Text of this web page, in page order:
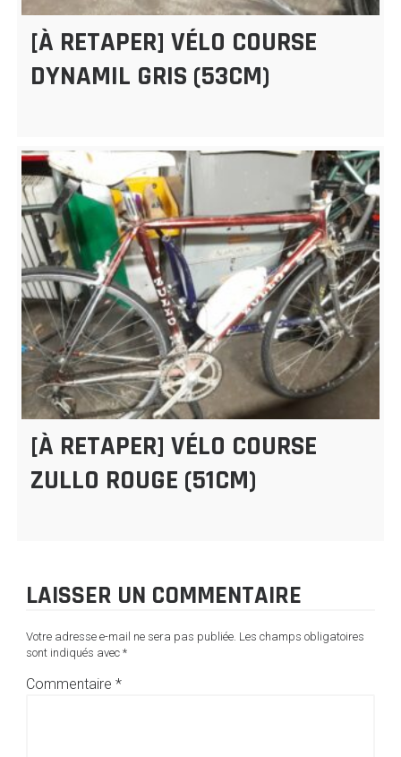
[À RETAPER] VÉLO COURSE
DYNAMIL GRIS (53CM)
[À RETAPER] VÉLO COURSE
ZULLO ROUGE (51CM)
LAISSER UN COMMENTAIRE
Votre adresse e-mail ne sera pas publiée. Les champs obligatoires
sont indiqués avec *
Commentaire *